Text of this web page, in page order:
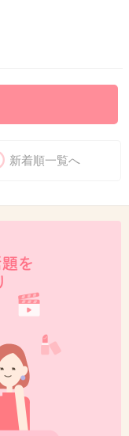
新着順一覧へ